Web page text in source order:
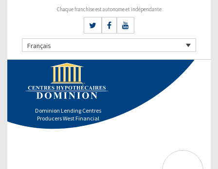
Chaque franchise est autonome et indépendante
Français
Dominion Lending Centres
Producers West Financial